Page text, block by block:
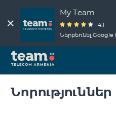
My Team
4.1
Ներբեռնել Google
Նորություններ